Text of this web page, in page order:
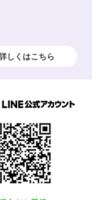
しくはこちら